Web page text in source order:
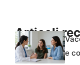
Articoli
e